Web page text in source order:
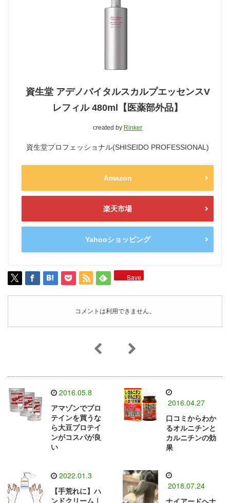
資生堂 アデノバイタルスカルプエッセンスV
レフィル 480ml【医薬部外品】
created by Rinker
資生堂プロフェッショナル(SHISEIDO PROFESSIONAL)
Amazon
楽天市場
Yahooショッピング
Save
コメントは利用できません。
2016.05.8
アマゾンでプロ
テインを買うな
ら大豆プロテイ
ンがコスパが良
い
2016.04.27
口コミからわか
るオルニチンと
カルニチンの効
果
2022.01.3
【手荒れに】ハ
ンドクリーム｜
2018.07.24